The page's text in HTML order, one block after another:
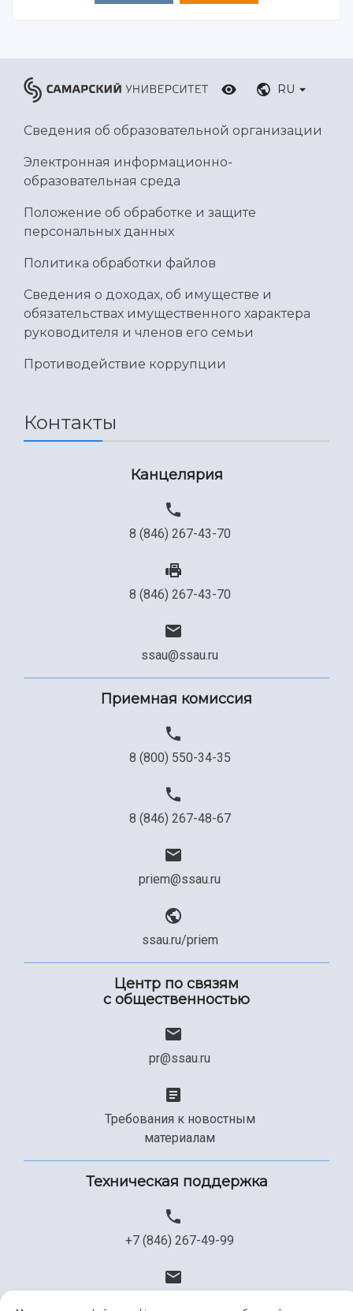
RU
Сведения об образовательной организации
Электронная информационно-
образовательная среда
Положение об обработке и защите
персональных данных
Политика обработки файлов
Сведения о доходах, об имуществе и
обязательствах имущественного характера
руководителя и членов его семьи
Противодействие коррупции
Контакты
Канцелярия
8 (846) 267-43-70
8 (846) 267-43-70
ssau@ssau.ru
Приемная комиссия
8 (800) 550-34-35
8 (846) 267-48-67
priem@ssau.ru
ssau.ru/priem
Центр по связям
с общественностью
pr@ssau.ru
Требования к новостным
материалам
Техническая поддержка
+7 (846) 267-49-99